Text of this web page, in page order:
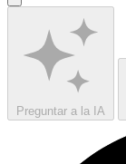
Preguntar a la IA